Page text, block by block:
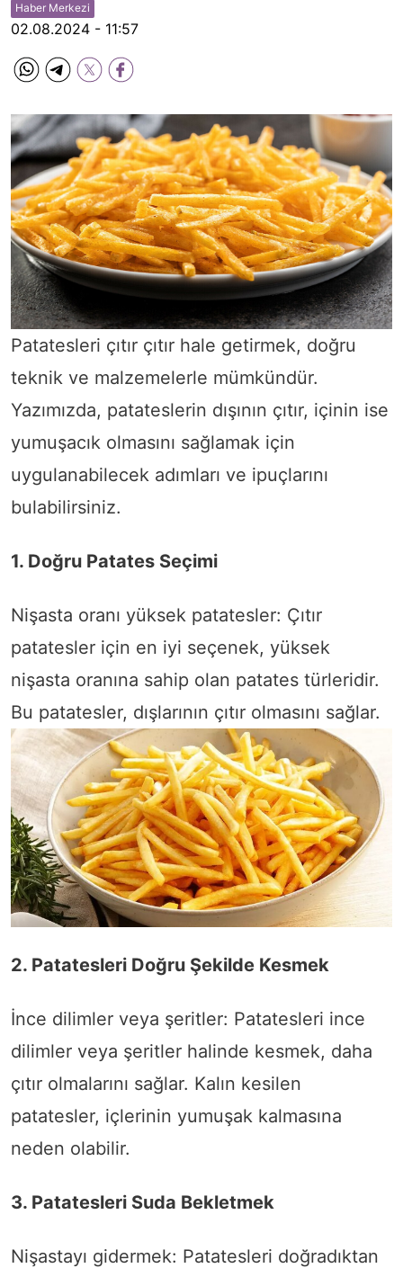
Haber Merkezi
02.08.2024 - 11:57
Patatesleri çıtır çıtır hale getirmek, doğru
teknik ve malzemelerle mümkündür.
Yazımızda, patateslerin dışının çıtır, içinin ise
yumuşacık olmasını sağlamak için
uygulanabilecek adımları ve ipuçlarını
bulabilirsiniz.
1. Doğru Patates Seçimi
Nişasta oranı yüksek patatesler: Çıtır
patatesler için en iyi seçenek, yüksek
nişasta oranına sahip olan patates türleridir.
Bu patatesler, dışlarının çıtır olmasını sağlar.
2. Patatesleri Doğru Şekilde Kesmek
İnce dilimler veya şeritler: Patatesleri ince
dilimler veya şeritler halinde kesmek, daha
çıtır olmalarını sağlar. Kalın kesilen
patatesler, içlerinin yumuşak kalmasına
neden olabilir.
3. Patatesleri Suda Bekletmek
Nişastayı gidermek: Patatesleri doğradıktan